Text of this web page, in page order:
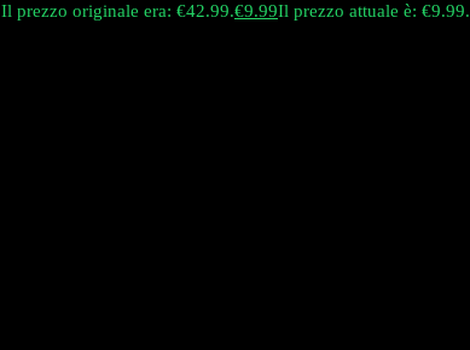
Il prezzo originale era: €42.99.€9.99Il prezzo attuale è: €9.99.